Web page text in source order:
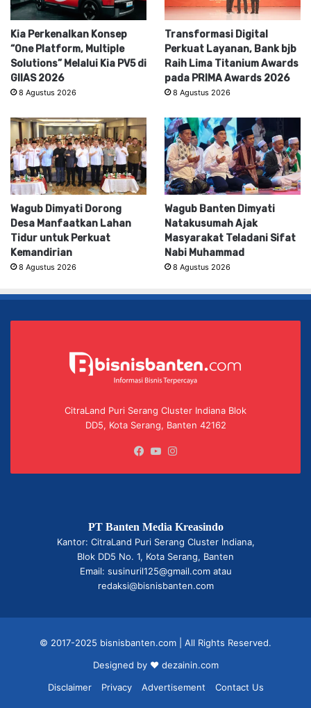
Kia Perkenalkan Konsep
“One Platform, Multiple
Solutions” Melalui Kia PV5 di
GIIAS 2026
8 Agustus 2026
Transformasi Digital
Perkuat Layanan, Bank bjb
Raih Lima Titanium Awards
pada PRIMA Awards 2026
8 Agustus 2026
Wagub Dimyati Dorong
Desa Manfaatkan Lahan
Tidur untuk Perkuat
Kemandirian
8 Agustus 2026
Wagub Banten Dimyati
Natakusumah Ajak
Masyarakat Teladani Sifat
Nabi Muhammad
8 Agustus 2026
CitraLand Puri Serang Cluster Indiana Blok
DD5, Kota Serang, Banten 42162
Facebook
YouTube
PT Banten Media Kreasindo
Kantor: CitraLand Puri Serang Cluster Indiana,
Blok DD5 No. 1, Kota Serang, Banten
Email: susinuril125@gmail.com atau
redaksi@bisnisbanten.com
© 2017-2025 bisnisbanten.com | All Rights Reserved.
Designed by ❤ dezainin.com
Disclaimer
Privacy Advertisement Contact Us